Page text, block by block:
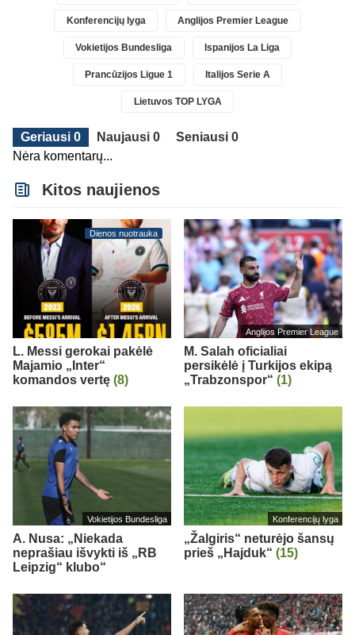
Konferencijų lyga Anglijos Premier League
Vokietijos Bundesliga Ispanijos La Liga
Prancūzijos Ligue 1 Italijos Serie A
Lietuvos TOP LYGA
Geriausi 0 Naujausi 0
Seniausi 0
Nėra komentarų...
Kitos naujienos
Dienos nuotrauka
L. Messi gerokai pakėlė
Majamio „Inter“
komandos vertę (8)
Anglijos Premier League
M. Salah oficialiai
persikėlė į Turkijos ekipą
„Trabzonspor“ (1)
Vokietijos Bundesliga
A. Nusa: „Niekada
neprašiau išvykti iš „RB
Leipzig“ klubo“
Konferencijų lyga
„Žalgiris“ neturėjo šansų
prieš „Hajduk“ (15)